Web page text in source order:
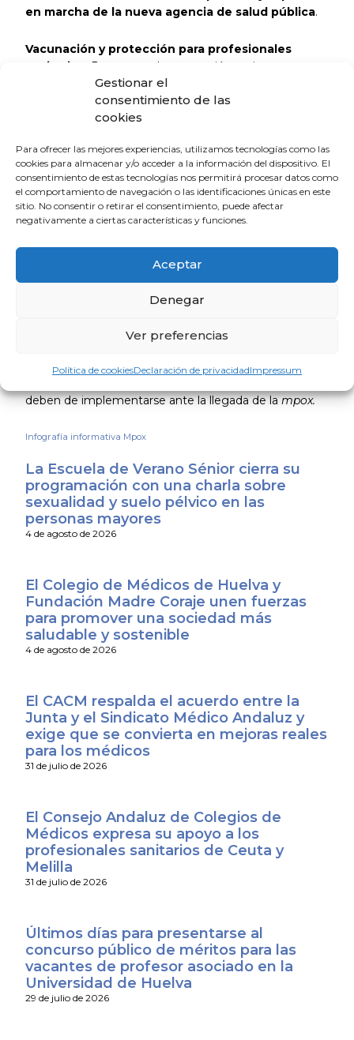
Gestionar el
consentimiento de las
cookies
Para ofrecer las mejores experiencias, utilizamos tecnologías como las
cookies para almacenar y/o acceder a la información del dispositivo. El
consentimiento de estas tecnologías nos permitirá procesar datos como
el comportamiento de navegación o las identificaciones únicas en este
sitio. No consentir o retirar el consentimiento, puede afectar
negativamente a ciertas características y funciones.
Aceptar
Denegar
Ver preferencias
Política de cookiesDeclaración de privacidadImpressum
en marcha de la nueva agencia de salud pública.
Vacunación y protección para profesionales
sanitarios. Respecto a la vacunación, es importante
ésta puede ayudar a prevenir la
enfermedad o las formas graves de la misma
personas de alto riesgo como equipos sanitarios
cercanos de pacientes infectados.
Los protocolos de manejo actuales incluyen equipos
de protección para los profesionales sanitarios que se
componen de guantes, batas y mascarillas FFP2. Por
cada centro asegure susstocks
especializadas donde se tratarán a estos
solidario y social, pero la pandemia por COVID-19 nos
deben de implementarse ante la llegada de lampox.
Infografía informativa Mpox
La Escuela de Verano Sénior cierra su
programación con una charla sobre
sexualidad y suelo pélvico en las
personas mayores
4 de agosto de 2026
El Colegio de Médicos de Huelva y
Fundación Madre Coraje unen fuerzas
para promover una sociedad más
saludable y sostenible
4 de agosto de 2026
El CACM respalda el acuerdo entre la
Junta y el Sindicato Médico Andaluz y
exige que se convierta en mejoras reales
para los médicos
31 de julio de 2026
El Consejo Andaluz de Colegios de
Médicos expresa su apoyo a los
profesionales sanitarios de Ceuta y
Melilla
31 de julio de 2026
Últimos días para presentarse al
concurso público de méritos para las
vacantes de profesor asociado en la
Universidad de Huelva
29 de julio de 2026